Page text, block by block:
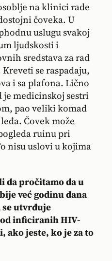
na klinici rade
čoveka. U
uslugu svakoj
ljudskosti i
sredstava za rad
se raspadaju,
i sa plafona. Lično
je medicinskoj sestri
pao veliki komad
Čovek može
ruinu pri
nisu uslovi u kojima
da pročitamo da u
već godinu dana
se utvrđuje
inficiranih HIV-
ako jeste, ko je za to